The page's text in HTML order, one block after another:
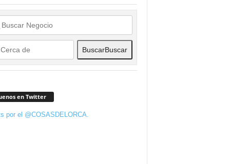
BuscarBuscar
en Twitter
por el @COSASDELORCA.